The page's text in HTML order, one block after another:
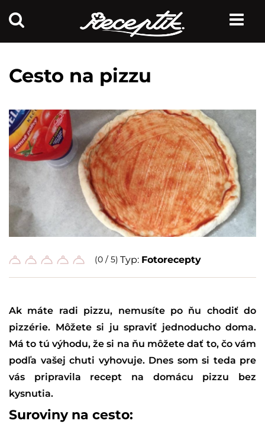
Cesto na pizzu
(0 / 5) Typ: Fotorecepty
Ak máte radi pizzu, nemusíte po ňu chodiť do
pizzérie. Môžete si ju spraviť jednoducho doma.
Má to tú výhodu, že si na ňu môžete dať to, čo vám
podľa vašej chuti vyhovuje. Dnes som si teda pre
vás pripravila recept na domácu pizzu bez
kysnutia.
Suroviny na cesto: